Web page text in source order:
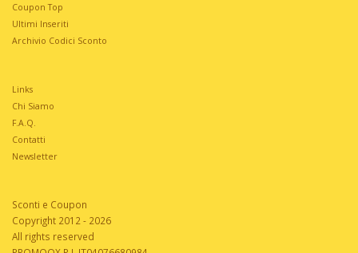
Coupon Top
Ultimi Inseriti
Archivio Codici Sconto
Links
Chi Siamo
F.A.Q.
Contatti
Newsletter
Sconti e Coupon
Copyright 2012 - 2026
All rights reserved